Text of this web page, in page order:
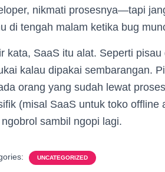
nikmati prosesnya—tapi
di tengah malam ketika bug
kata, SaaS itu alat. Seperti
kalau dipakai sembarangan.
orang yang sudah lewat
(misal SaaS untuk toko
sambil ngopi lagi.
UNCATEGORIZED